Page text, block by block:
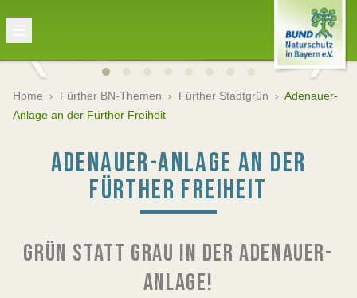
Home › Fürther BN-Themen › Fürther Stadtgrün › Adenauer-
Anlage an der Fürther Freiheit
ADENAUER-ANLAGE AN DER
FÜRTHER FREIHEIT
GRÜN STATT GRAU IN DER ADENAUER-
ANLAGE!